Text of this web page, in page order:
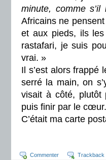
minute, comme
Africains ne
et aux pieds, ils
rastafari, je suis
vrai. »
Il s’est alors frappé
serré la main, on
visait à côté, plutôt
puis finir par le
C’était ma carte
Commenter Trackback